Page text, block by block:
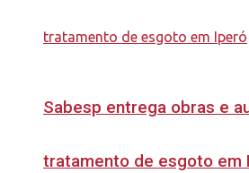
Sabesp entrega obras e
tratamento de esgoto em